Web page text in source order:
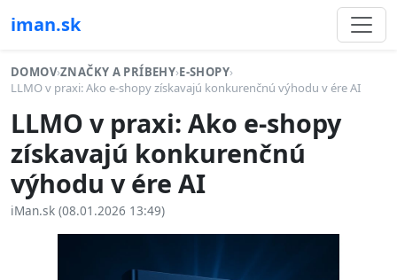
iman.sk
DOMOV›ZNAČKY A PRÍBEHY›E-SHOPY›
LLMO v praxi: Ako e-shopy získavajú konkurenčnú výhodu v ére AI
LLMO v praxi: Ako e-shopy
získavajú konkurenčnú
výhodu v ére AI
iMan.sk (08.01.2026 13:49)